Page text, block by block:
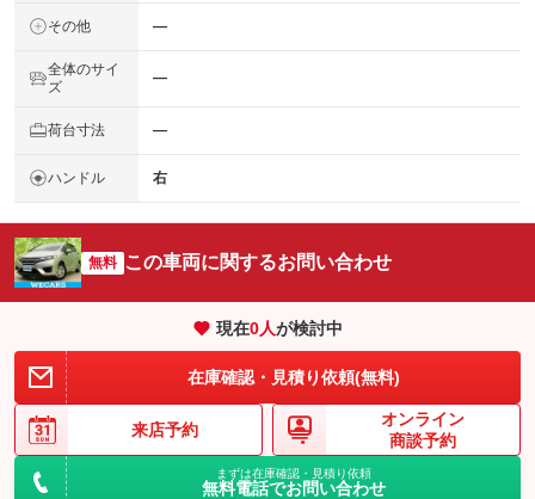
その他 ―
全体のサイ
ズ
―
荷台寸法 ―
ハンドル 右
無料 この車両に関するお問い合わせ
現在0人が検討中
在庫確認・見積り依頼(無料)
来店予約
オンライン
商談予約
まずは在庫確認・見積り依頼
無料電話でお問い合わせ